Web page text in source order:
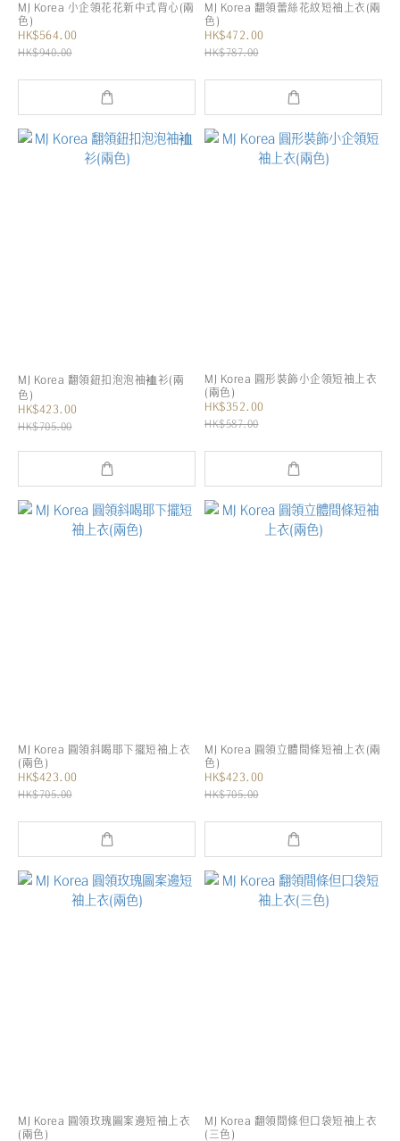
MJ Korea 小企領花花新中式背心(兩
色)
HK$564.00
HK$940.00
MJ Korea 翻領蕾絲花紋短袖上衣(兩
色)
HK$472.00
HK$787.00
MJ Korea 翻領鈕扣泡泡袖裇衫(兩
色)
HK$423.00
HK$705.00
MJ Korea 圓形裝飾小企領短袖上衣
(兩色)
HK$352.00
HK$587.00
MJ Korea 圓領斜喝耶下擺短袖上衣
(兩色)
HK$423.00
HK$705.00
MJ Korea 圓領立體間條短袖上衣(兩
色)
HK$423.00
HK$705.00
MJ Korea 圓領玫瑰圖案邊短袖上衣
(兩色)
MJ Korea 翻領間條但口袋短袖上衣
(三色)